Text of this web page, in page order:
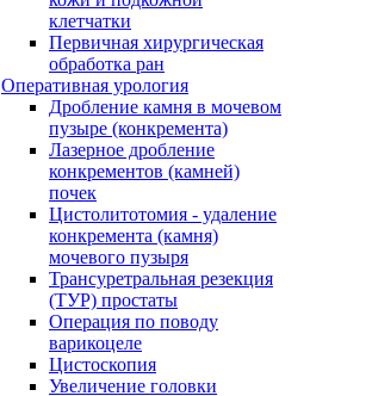
клетчатки
Первичная хирургическая
обработка ран
Оперативная урология
Дробление камня в мочевом
пузыре (конкремента)
Лазерное дробление
конкрементов (камней)
почек
Цистолитотомия - удаление
конкремента (камня)
мочевого пузыря
Трансуретральная резекция
(ТУР) простаты
Операция по поводу
варикоцеле
Цистоскопия
Увеличение головки